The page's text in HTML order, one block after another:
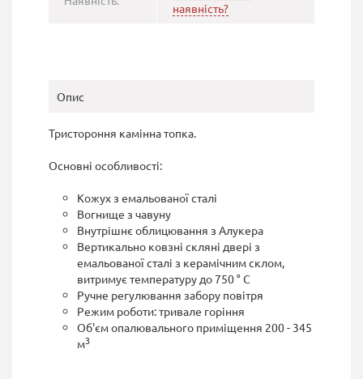
наявність?
Опис
Тристороння камінна топка.
Основні особливості:
Кожух з емальованої сталі
Вогнище з чавуну
Внутрішнє облицювання з Алукера
Вертикально ковзні скляні двері з
емальованої сталі з керамічним склом,
витримує температуру до 750 ° C
Ручне регулювання забору повітря
Режим роботи: тривале горіння
Об'єм опалювального приміщення 200 - 345
м3